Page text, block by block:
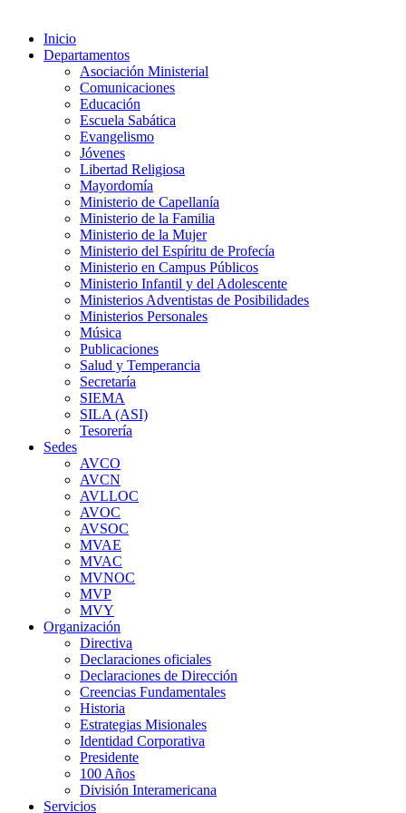
Inicio
Departamentos
Asociación Ministerial
Comunicaciones
Educación
Escuela Sabática
Evangelismo
Jóvenes
Libertad Religiosa
Mayordomía
Ministerio de Capellanía
Ministerio de la Familia
Ministerio de la Mujer
Ministerio del Espíritu de Profecía
Ministerio en Campus Públicos
Ministerio Infantil y del Adolescente
Ministerios Adventistas de Posibilidades
Ministerios Personales
Música
Publicaciones
Salud y Temperancia
Secretaría
SIEMA
SILA (ASI)
Tesorería
Sedes
AVCO
AVCN
AVLLOC
AVOC
AVSOC
MVAE
MVAC
MVNOC
MVP
MVY
Organización
Directiva
Declaraciones oficiales
Declaraciones de Dirección
Creencias Fundamentales
Historia
Estrategias Misionales
Identidad Corporativa
Presidente
100 Años
División Interamericana
Servicios